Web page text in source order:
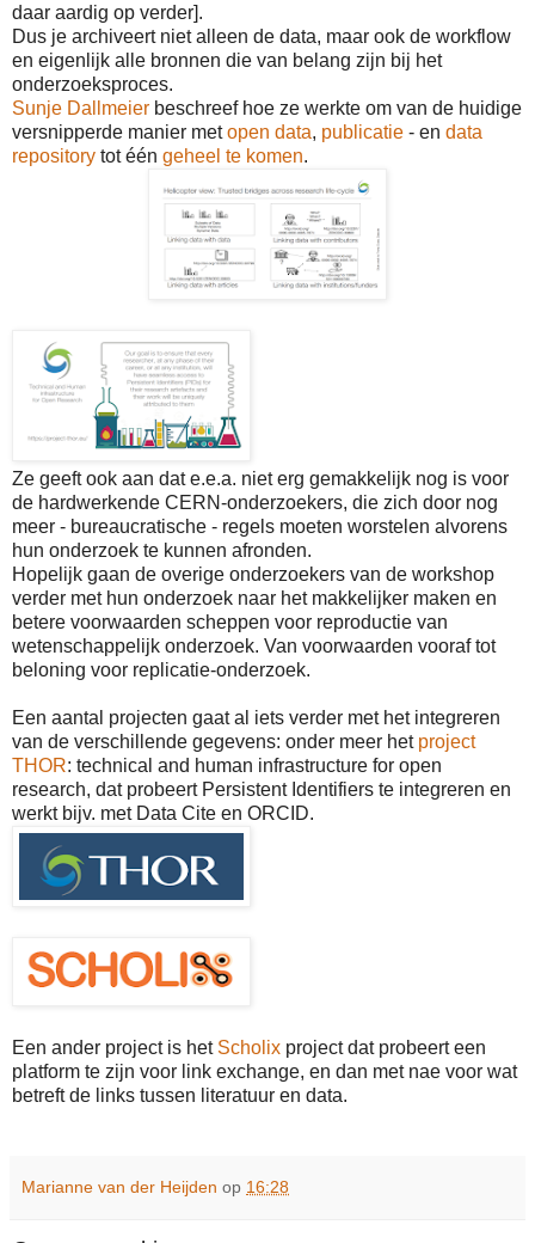
daar aardig op verder].
Dus je archiveert niet alleen de data, maar ook de workflow
en eigenlijk alle bronnen die van belang zijn bij het
onderzoeksproces.
Sunje Dallmeier beschreef hoe ze werkte om van de huidige
versnipperde manier metopen data, publicatie - en data
repository tot één geheel te komen.
Ze geeft ook aan dat e.e.a. niet erg gemakkelijk nog is voor
de hardwerkende CERN-onderzoekers, die zich door nog
meer - bureaucratische - regels moeten worstelen alvorens
hun onderzoek te kunnen afronden.
Hopelijk gaan de overige onderzoekers van de workshop
verder met hun onderzoek naar het makkelijker maken en
betere voorwaarden scheppen voor reproductie van
wetenschappelijk onderzoek. Van voorwaarden vooraf tot
beloning voor replicatie-onderzoek.
Een aantal projecten gaat al iets verder met het integreren
van de verschillende gegevens: onder meer hetproject
THOR: technical and human infrastructure for open
research, dat probeert Persistent Identifiers te integreren en
werkt bijv. met Data Cite en ORCID.
Een ander project is het Scholix project dat probeert een
platform te zijn voor link exchange, en dan met nae voor wat
betreft de links tussen literatuur en data.
Marianne van der Heijden op 16:28